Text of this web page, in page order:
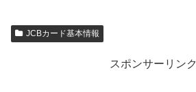
JCBカード基本情報
スポンサーリンク